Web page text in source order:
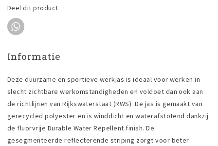
Deel dit product
Informatie
Deze duurzame en sportieve werkjas is ideaal voor werken in
slecht zichtbare werkomstandigheden en voldoet dan ook aan
de richtlijnen van Rijkswaterstaat (RWS). De jas is gemaakt van
gerecycled polyester en is winddicht en waterafstotend dankzij
de fluorvrije Durable Water Repellent finish. De
gesegmenteerde reflecterende striping zorgt voor beter